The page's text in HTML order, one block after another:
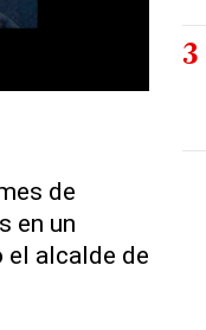
de
en un
el alcalde de